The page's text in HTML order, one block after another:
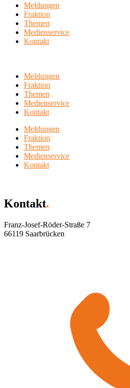
Meldungen
Fraktion
Themen
Medienservice
Kontakt
Meldungen
Fraktion
Themen
Medienservice
Kontakt
Meldungen
Fraktion
Themen
Medienservice
Kontakt
Kontakt.
Franz-Josef-Röder-Straße 7
66119 Saarbrücken